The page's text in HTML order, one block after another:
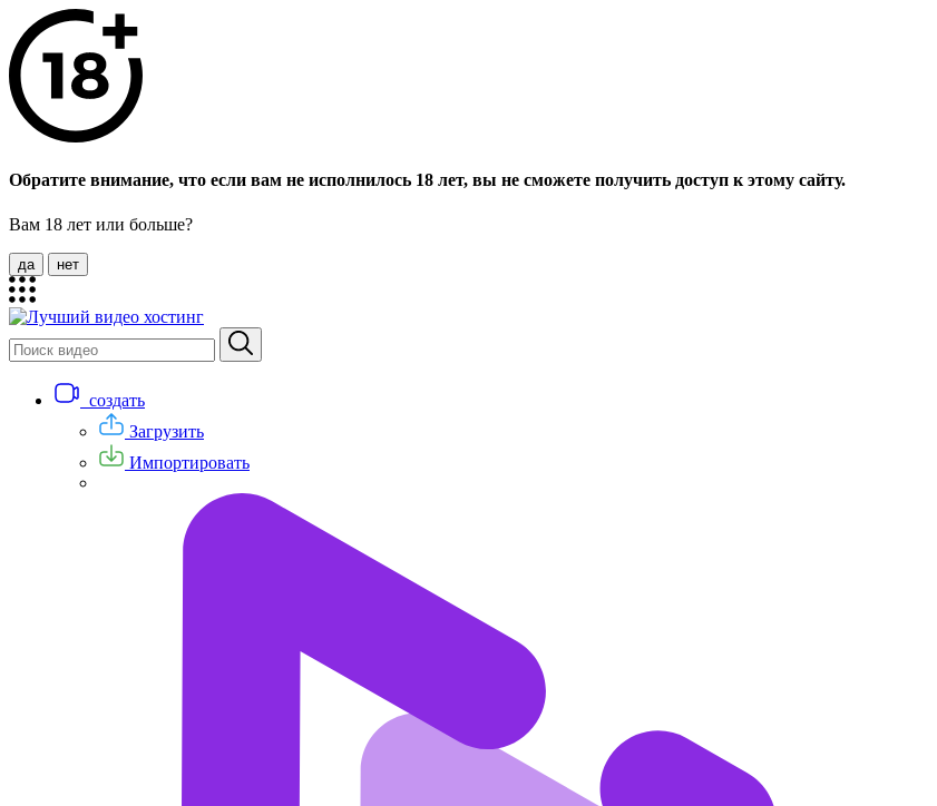
Обратите внимание, что если вам не исполнилось 18 лет, вы не сможете получить доступ к этому сайту.
Вам 18 лет или больше?
да нет
создать
Загрузить
Импортировать